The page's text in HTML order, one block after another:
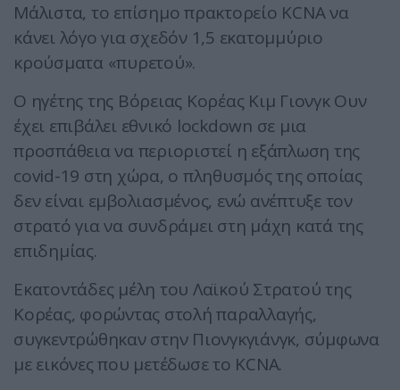
Μάλιστα, το επίσημο πρακτορείο KCNA να
κάνει λόγο για σχεδόν 1,5 εκατομμύριο
κρούσματα «πυρετού».
Ο ηγέτης της Βόρειας Κορέας Κιμ Γιονγκ Ουν
έχει επιβάλει εθνικό lockdown σε μια
προσπάθεια να περιοριστεί η εξάπλωση της
covid-19 στη χώρα, ο πληθυσμός της οποίας
δεν είναι εμβολιασμένος, ενώ ανέπτυξε τον
στρατό για να συνδράμει στη μάχη κατά της
επιδημίας.
Εκατοντάδες μέλη του Λαϊκού Στρατού της
Κορέας, φορώντας στολή παραλλαγής,
συγκεντρώθηκαν στην Πιονγκγιάνγκ, σύμφωνα
με εικόνες που μετέδωσε το KCNA.